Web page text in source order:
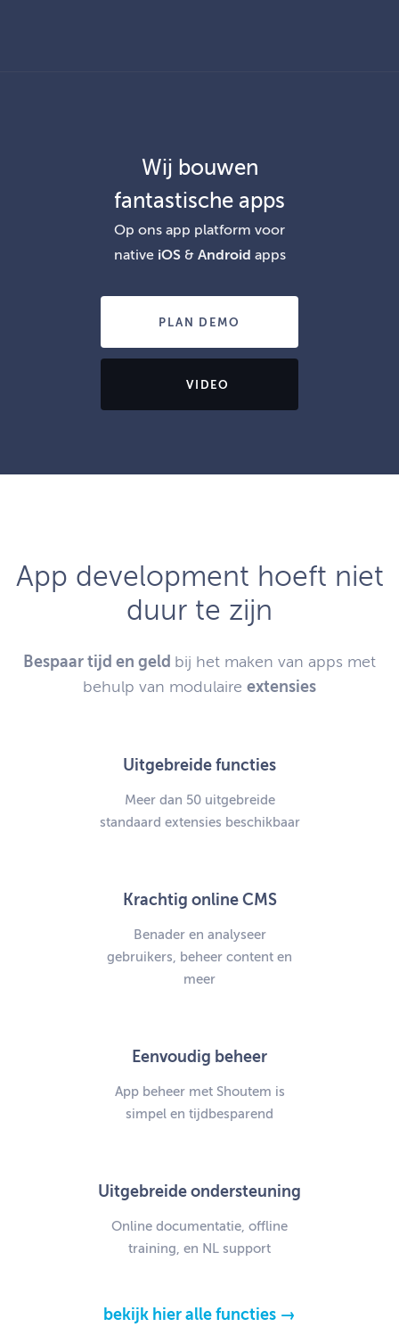
Wij bouwen
fantastische apps
Op ons app platform voor
native iOS & Android apps
PLAN DEMO
VIDEO
App development hoeft niet
duur te zijn
Bespaar tijd en geld bij het maken van apps met
behulp van modulaire extensies
Uitgebreide functies
Meer dan 50 uitgebreide
standaard extensies beschikbaar
Krachtig online CMS
Benader en analyseer
gebruikers, beheer content en
meer
Eenvoudig beheer
App beheer met Shoutem is
simpel en tijdbesparend
Uitgebreide ondersteuning
Online documentatie, offline
training, en NL support
bekijk hier alle functies →